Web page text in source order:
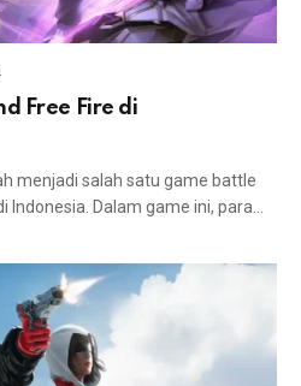
Free Fire di
menjadi salah satu game battle
Dalam game ini, para…